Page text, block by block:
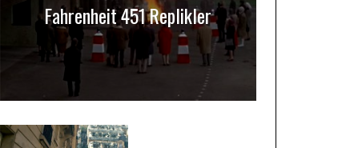
Fahrenheit 451 Replikler